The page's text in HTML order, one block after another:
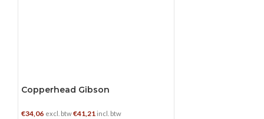
Copperhead Gibson
€34,06 excl. btw€41,21 incl. btw